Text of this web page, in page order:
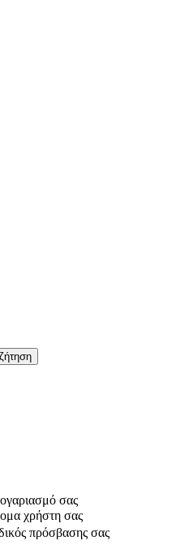
σας
χρήστη σας
πρόσβασης σας